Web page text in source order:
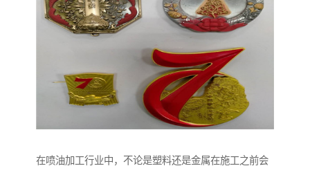
在喷油加工行业中，不论是塑料还是金属在施工之前会